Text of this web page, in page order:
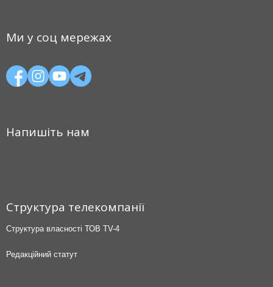
Ми у соц мережах
Напишіть нам
Структура телекомпанії
Структура власності ТОВ TV-4
Редакційний статут